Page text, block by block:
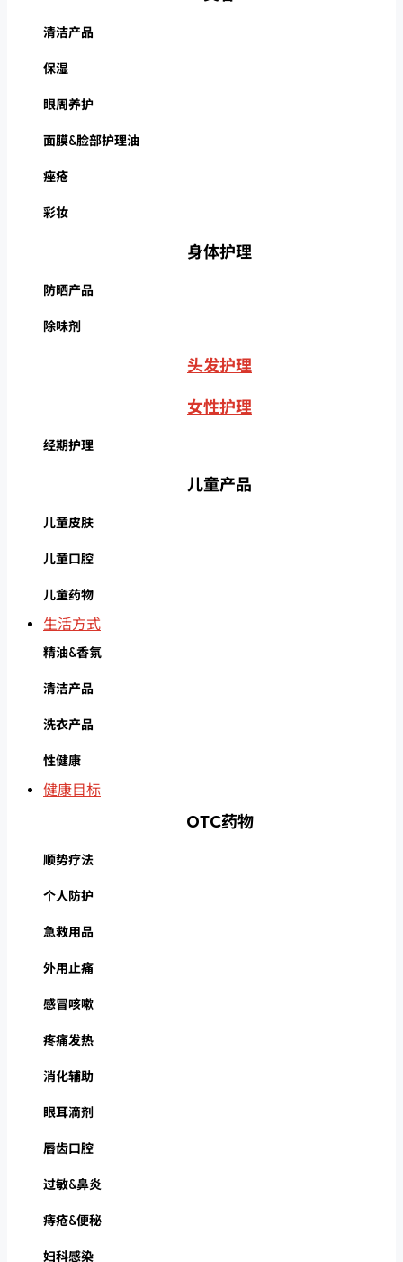
清洁产品
保湿
眼周养护
面膜&脸部护理油
痤疮
彩妆
身体护理
防晒产品
除味剂
头发护理
女性护理
经期护理
儿童产品
儿童皮肤
儿童口腔
儿童药物
生活方式
精油&香氛
清洁产品
洗衣产品
性健康
健康目标
OTC药物
顺势疗法
个人防护
急救用品
外用止痛
感冒咳嗽
疼痛发热
消化辅助
眼耳滴剂
唇齿口腔
过敏&鼻炎
痔疮&便秘
妇科感染